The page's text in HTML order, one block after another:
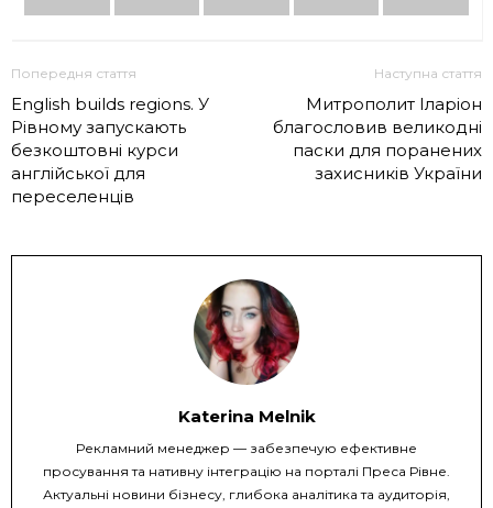
Попередня стаття
English builds regions. У
Рівному запускають
безкоштовні курси
англійської для
переселенців
Наступна стаття
Митрополит Іларіон
благословив великодні
паски для поранених
захисників України
Katerina Melnik
Рекламний менеджер — забезпечую ефективне
просування та нативну інтеграцію на порталі Преса Рівне.
Актуальні новини бізнесу, глибока аналітика та аудиторія,